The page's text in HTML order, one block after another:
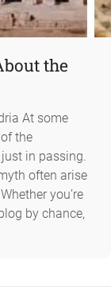
the
At some
the
in passing.
often arise
you’re
by chance,